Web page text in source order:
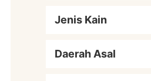
Jenis Kain
Daerah Asal